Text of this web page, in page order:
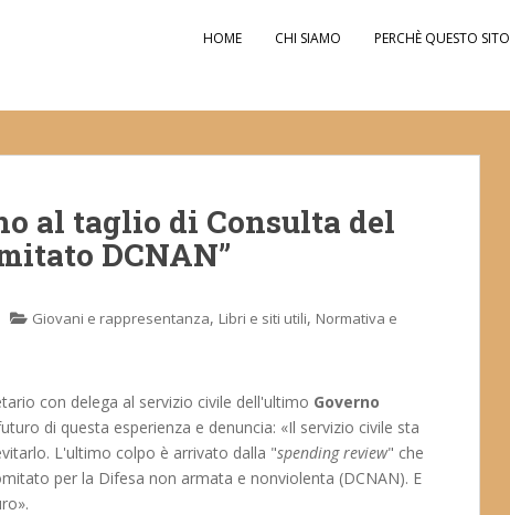
HOME CHI SIAMO PERCHÈ QUESTO SITO
al taglio di Consulta del
DCNAN”
Giovani e rappresentanza, Libri e siti utili, Normativa e
con delega al servizio civile dell'ultimo Governo
di questa esperienza e denuncia: «Il servizio civile sta
L'ultimo colpo è arrivato dalla "spending review" che
per la Difesa non armata e nonviolenta (DCNAN). E